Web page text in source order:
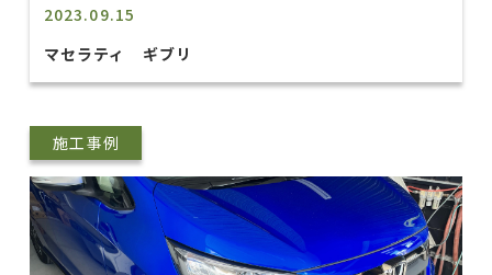
2023.09.15
マセラティ ギブリ
施工事例